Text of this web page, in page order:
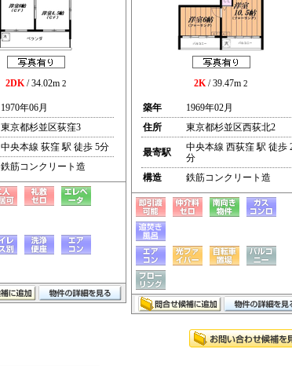
2DK/ 34.02m 2
1970年06月
東京都杉並区荻窪3
中央本線 荻窪 駅 徒歩 5分
鉄筋コンクリート造
2K/ 39.47m 2
築年
1969年02月
住所
東京都杉並区西荻北2
最寄駅
中央本線 西荻窪 駅 徒歩
分
構造
鉄筋コンクリート造